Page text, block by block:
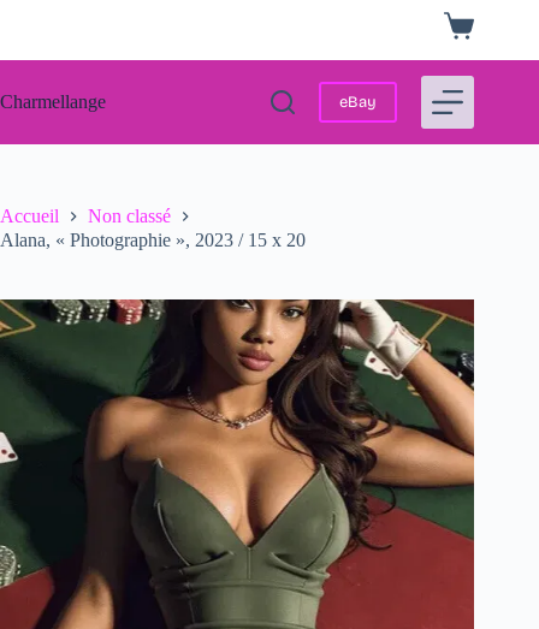
Panier
d’achat
Charmellange eBay
Accueil
Non classé
Alana, « Photographie », 2023 / 15 x 20